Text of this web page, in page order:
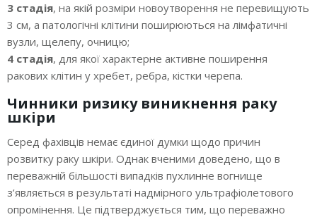
3 стадія, на якій розміри новоутворення не перевищують
3 см, а патологічні клітини поширюються на лімфатичні
вузли, щелепу, очницю;
4 стадія, для якої характерне активне поширення
ракових клітин у хребет, ребра, кістки черепа.
Чинники ризику виникнення раку
шкіри
Серед фахівців немає єдиної думки щодо причин
розвитку раку шкіри. Однак вченими доведено, що в
переважній більшості випадків пухлинне вогнище
з’являється в результаті надмірного ультрафіолетового
опромінення. Це підтверджується тим, що переважно